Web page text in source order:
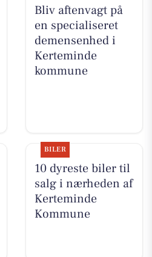
Bliv aftenvagt på
en specialiseret
demensenhed i
Kerteminde
kommune
BILER
10 dyreste biler til
salg i nærheden af
Kerteminde
Kommune